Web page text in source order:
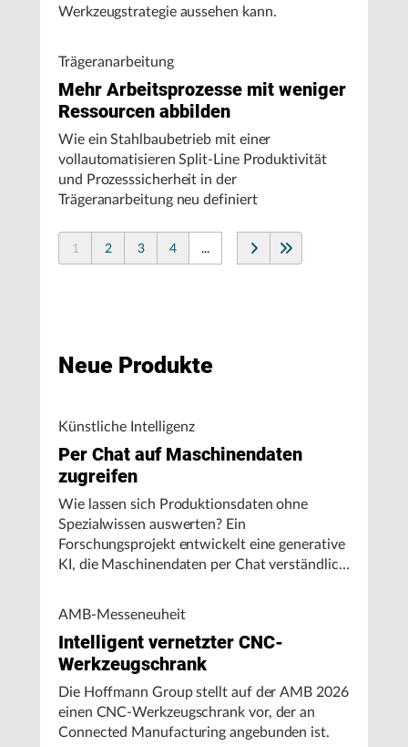
Werkzeugstrategie aussehen kann.
Trägeranarbeitung
Mehr Arbeitsprozesse mit weniger
Ressourcen abbilden
Wie ein Stahlbaubetrieb mit einer
vollautomatisieren Split-Line Produktivität
und Prozesssicherheit in der
Trägeranarbeitung neu definiert
1 2 3 4 ...
Neue Produkte
Künstliche Intelligenz
Per Chat auf Maschinendaten
zugreifen
Wie lassen sich Produktionsdaten ohne
Spezialwissen auswerten? Ein
Forschungsprojekt entwickelt eine generative
KI, die Maschinendaten per Chat verständlich
AMB-Messeneuheit
Intelligent vernetzter CNC-
Werkzeugschrank
Die Hoffmann Group stellt auf der AMB 2026
einen CNC-Werkzeugschrank vor, der an
Connected Manufacturing angebunden ist.